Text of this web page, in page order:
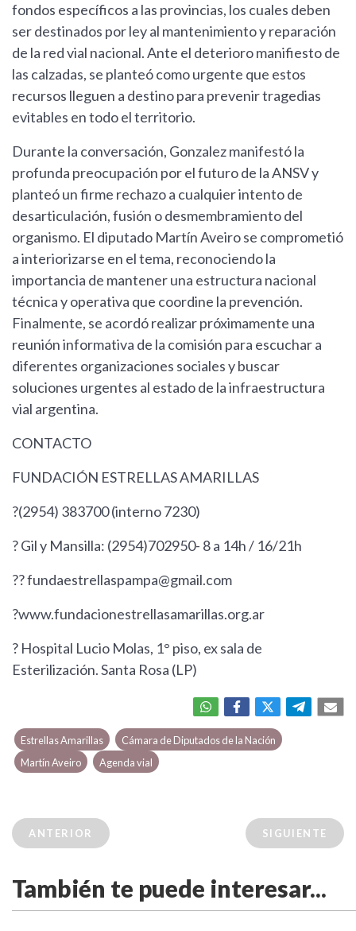
fondos específicos a las provincias, los cuales deben
ser destinados por ley al mantenimiento y reparación
de la red vial nacional. Ante el deterioro manifiesto de
las calzadas, se planteó como urgente que estos
recursos lleguen a destino para prevenir tragedias
evitables en todo el territorio.
Durante la conversación, Gonzalez manifestó la
profunda preocupación por el futuro de la ANSV y
planteó un firme rechazo a cualquier intento de
desarticulación, fusión o desmembramiento del
organismo. El diputado Martín Aveiro se comprometió
a interiorizarse en el tema, reconociendo la
importancia de mantener una estructura nacional
técnica y operativa que coordine la prevención.
Finalmente, se acordó realizar próximamente una
reunión informativa de la comisión para escuchar a
diferentes organizaciones sociales y buscar
soluciones urgentes al estado de la infraestructura
vial argentina.
CONTACTO
FUNDACIÓN ESTRELLAS AMARILLAS
?(2954) 383700 (interno 7230)
? Gil y Mansilla: (2954)702950- 8 a 14h / 16/21h
??fundaestrellaspampa@gmail.com
?www.fundacionestrellasamarillas.org.ar
? Hospital Lucio Molas, 1° piso, ex sala de
Esterilización. Santa Rosa (LP)
Estrellas Amarillas
Cámara de Diputados de la Nación
Martín Aveiro
Agenda vial
ANTERIOR SIGUIENTE
También te puede interesar...